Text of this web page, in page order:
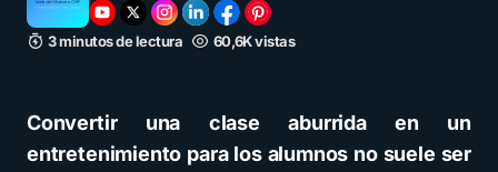
3 minutos de lectura 60,6K vistas
Convertir una clase aburrida en un
entretenimiento para los alumnos no suele ser